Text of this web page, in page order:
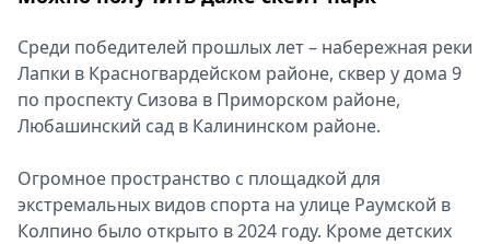
Среди победителей прошлых лет – набережная реки
Лапки в Красногвардейском районе, сквер у дома 9
по проспекту Сизова в Приморском районе,
Любашинский сад в Калининском районе.
Огромное пространство с площадкой для
экстремальных видов спорта на улице Раумской в
Колпино было открыто в 2024 году. Кроме детских